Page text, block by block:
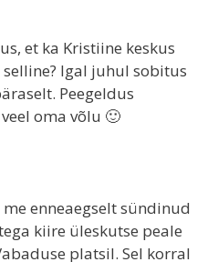
et ka Kristiine keskus
Igal juhul sobitus
Peegeldus
oma võlu 🙂
enneaegselt sündinud
kiire üleskutse peale
platsil. Sel korral